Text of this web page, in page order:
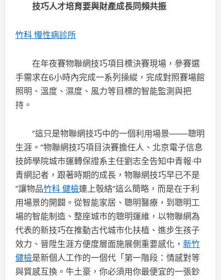
技巧人才培育要與財產成長同頻共振
竹科 慢性病診所
在年夜賽物聯網技巧項目標決賽現場，參賽選
手需求在6小時內完成一系列操縱，完成對照賽場館
照明、溫度、濕度、風力等目標的智能監測與把
持。
“這只是物聯網技巧中的一個利用場景——聰明
生涯。”物聯網技巧項目決賽擔任人、北京電子信息
技師學院城市運轉保證系主任劉志全告知中青報·中
青網記者，跟著時期的成長，物聯網技巧早已不是
“讓物品竹科 健檢連上彀絡”這么簡略，而是在于利
用場景的開闢。從智能家居、聰明醫療，到聰明工
場的智能制造、整座城市的聰明運維，以物聯網為
代表的新技巧在推動古代城市化扶植、進步生孩子
效力、晉陞生涯方便度層面施展側重要感化，新竹
健檢是新個人工作的一個代「第一階段：情感對等
與質感互換。牛土豪，你必須用你最便宜的一張鈔